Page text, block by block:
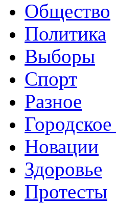
Общество
Политика
Выборы
Спорт
Разное
Городское
Новации
Здоровье
Протесты